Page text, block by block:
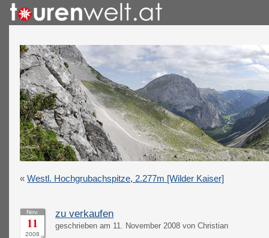
« Westl. Hochgrubachspitze, 2.277m [Wilder Kaiser]
Nov.
11
2008
zu verkaufen
geschrieben am 11. November 2008 von Christian